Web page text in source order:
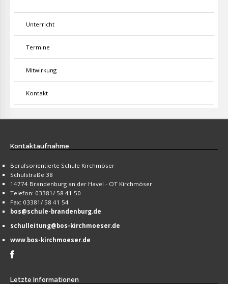
Unterricht
Termine
Mitwirkung
Kontakt
Kontaktaufnahme
Berufsorientierte Schule Kirchmöser
Schulstraße 38
14774 Brandenburg an der Havel - OT Kirchmöser
Telefon: 03381/ 58 41 50
Fax: 03381/ 58 41 54
bos@schule-brandenburg.de
schulleitung@bos-kirchmoeser.de
www.bos-kirchmoeser.de
Letzte Informationen